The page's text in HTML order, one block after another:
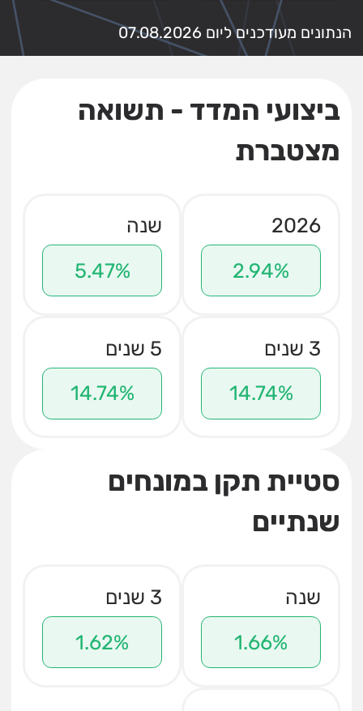
הנתונים מעודכנים ליום 07.08.2026
ביצועי המדד - תשואה
מצטברת
2026
2.94%
שנה
5.47%
3 שנים
14.74%
5 שנים
14.74%
סטיית תקן במונחים
שנתיים
שנה
1.66%
3 שנים
1.62%